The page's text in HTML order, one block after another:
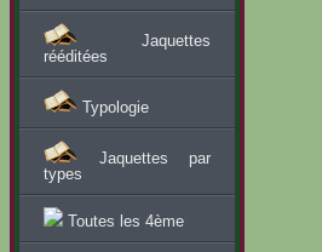
Jaquettes
rééditées
Typologie
Jaquettes par
types
Toutes les 4ème